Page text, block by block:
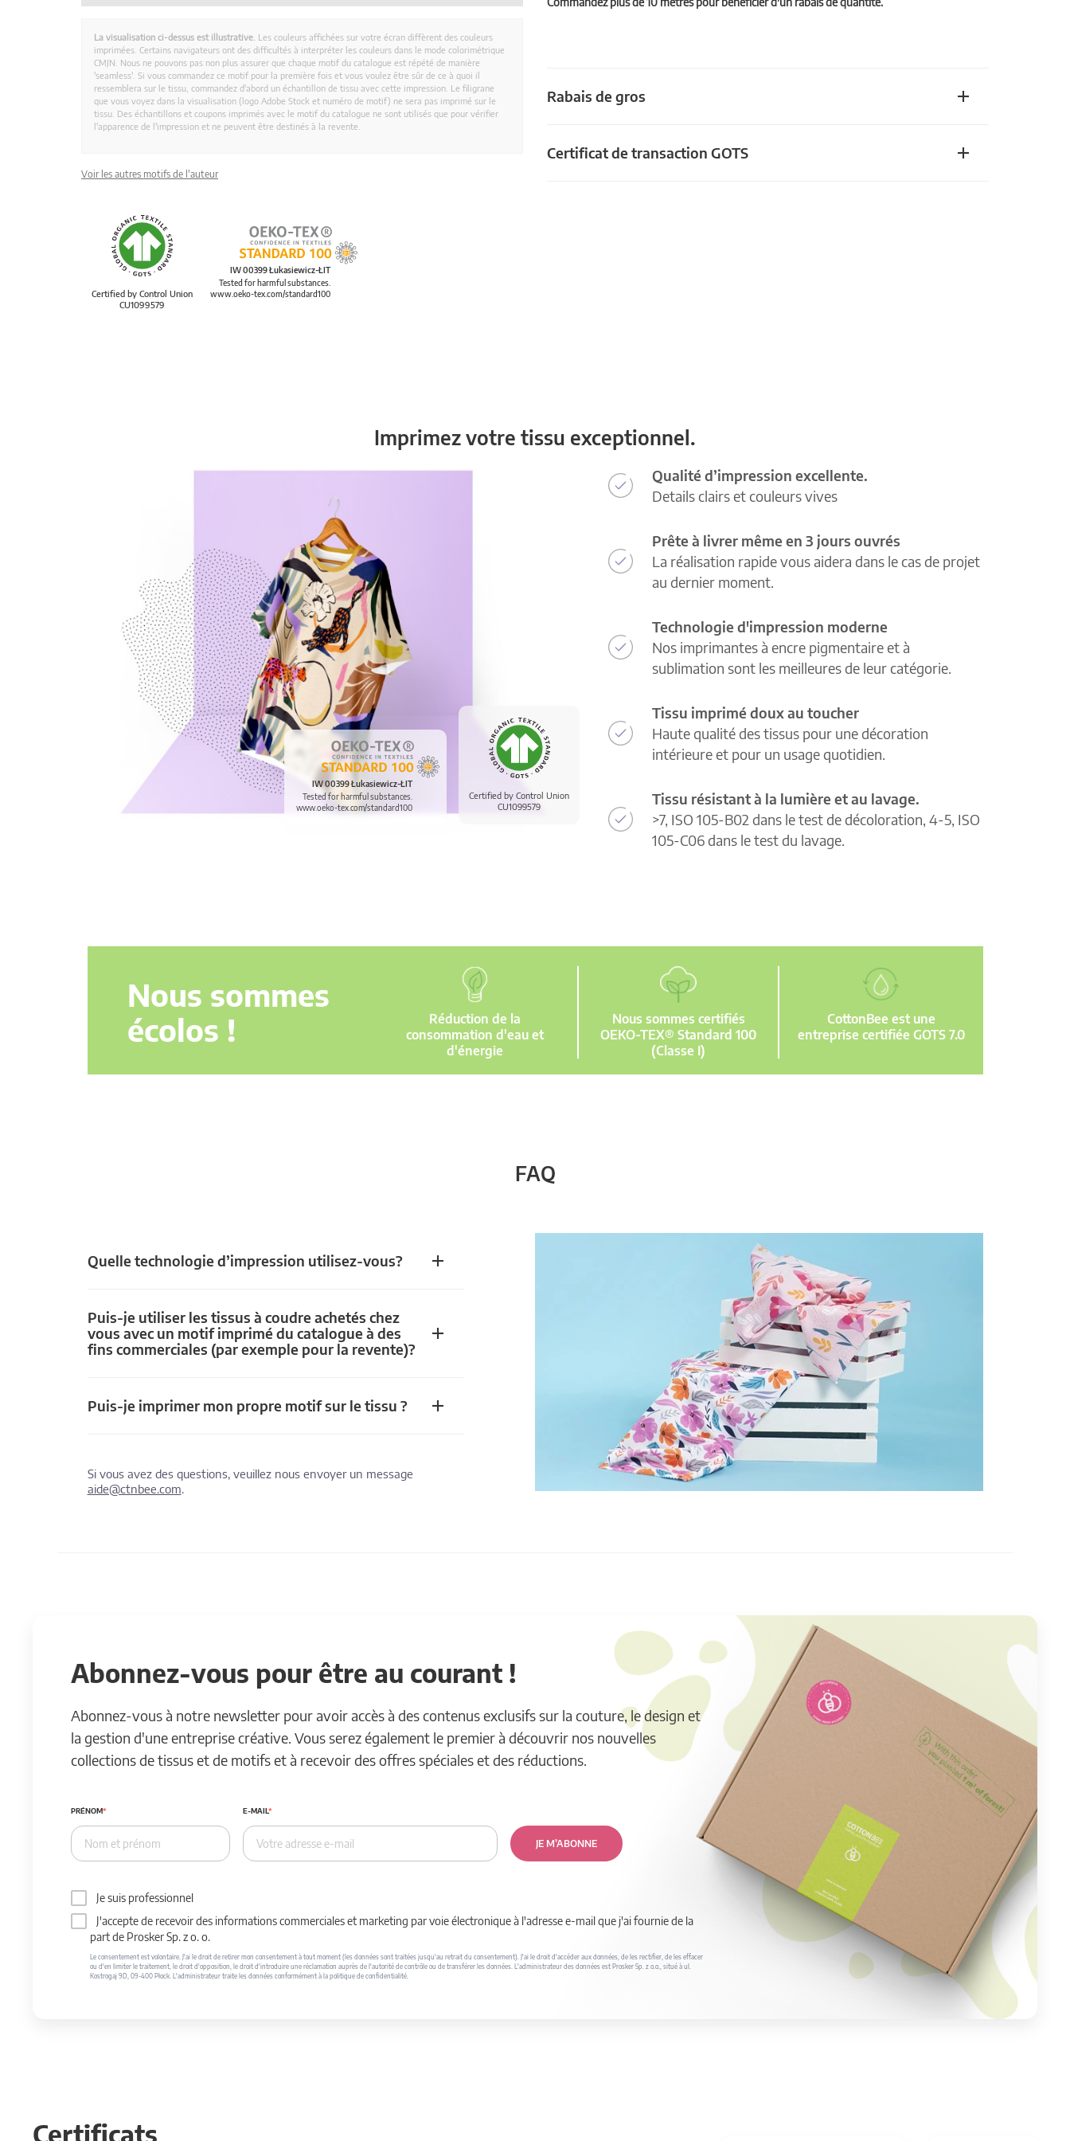
Rabais de gros
Certificat de transaction GOTS
La visualisation ci-dessus est illustrative. Les couleurs affichées sur votre écran diffèrent des couleurs
imprimées. Certains navigateurs ont des difficultés à interpréter les couleurs dans le mode colorimétrique
CMJN. Nous ne pouvons pas non plus assurer que chaque motif du catalogue est répété de manière
'seamless'. Si vous commandez ce motif pour la première fois et vous voulez être sûr de ce à quoi il
ressemblera sur le tissu, commandez d'abord un échantillon de tissu avec cette impression. Le filigrane
que vous voyez dans la visualisation (logo Adobe Stock et numéro de motif) ne sera pas imprimé sur le
tissu. Des échantillons et coupons imprimés avec le motif du catalogue ne sont utilisés que pour vérifier
l'apparence de l'impression et ne peuvent être destinés à la revente.
Voir les autres motifs de l'auteur
Certified by Control Union
CU1099579
IW 00399 Łukasiewicz-ŁIT
Tested for harmful substances.
www.oeko-tex.com/standard100
Imprimez votre tissu exceptionnel.
Certified by Control Union
CU1099579
IW 00399 Łukasiewicz-ŁIT
Tested for harmful substances.
www.oeko-tex.com/standard100
Qualité d’impression excellente.
Details clairs et couleurs vives
Prête à livrer même en 3 jours ouvrés
La réalisation rapide vous aidera dans le cas de projet
au dernier moment.
Technologie d'impression moderne
Nos imprimantes à encre pigmentaire et à
sublimation sont les meilleures de leur catégorie.
Tissu imprimé doux au toucher
Haute qualité des tissus pour une décoration
intérieure et pour un usage quotidien.
Tissu résistant à la lumière et au lavage.
>7, ISO 105-B02 dans le test de décoloration, 4-5, ISO
105-C06 dans le test du lavage.
Nous sommes
écolos !
Réduction de la
consommation d'eau et
d'énergie
Nous sommes certifiés
OEKO-TEX® Standard 100
(Classe I)
CottonBee est une
entreprise certifiée GOTS 7.0
FAQ
Quelle technologie d’impression utilisez-vous?
Puis-je utiliser les tissus à coudre achetés chez
vous avec un motif imprimé du catalogue à des
fins commerciales (par exemple pour la revente)?
Puis-je imprimer mon propre motif sur le tissu ?
Si vous avez des questions, veuillez nous envoyer un message
aide@ctnbee.com.
Abonnez-vous pour être au courant !
Abonnez-vous à notre newsletter pour avoir accès à des contenus exclusifs sur la couture, le design et
la gestion d'une entreprise créative. Vous serez également le premier à découvrir nos nouvelles
collections de tissus et de motifs et à recevoir des offres spéciales et des réductions.
PRÉNOM E-MAIL
JE M’ABONNE
Je suis professionnel
J'accepte de recevoir des informations commerciales et marketing par voie électronique à l'adresse e-mail que j'ai fournie de la
part de Prosker Sp. z o. o.
Le consentement est volontaire. J'ai le droit de retirer mon consentement à tout moment (les données sont traitées jusqu'au retrait du consentement). J'ai le droit d'accéder aux données, de les rectifier, de les effacer
ou d'en limiter le traitement, le droit d'opposition, le droit d'introduire une réclamation auprès de l'autorité de contrôle ou de transférer les données. L'administrateur des données est Prosker Sp. z o.o., situé à ul.
Kostrogaj 9D, 09-400 Płock. L'administrateur traite les données conformément à la politique de confidentialité.
Certificats